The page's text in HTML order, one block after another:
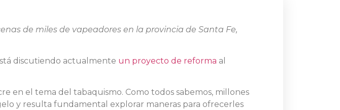
de miles de vapeadores en la provincia de Santa Fe,
discutiendo actualmente un proyecto de reforma al
en el tema del tabaquismo. Como todos sabemos, millones
y resulta fundamental explorar maneras para ofrecerles